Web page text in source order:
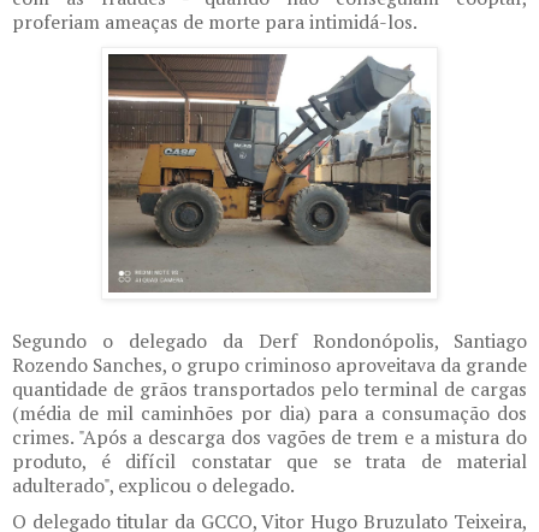
proferiam ameaças de morte para intimidá-los.
Segundo o delegado da Derf Rondonópolis, Santiago
Rozendo Sanches, o grupo criminoso aproveitava da grande
quantidade de grãos transportados pelo terminal de cargas
(média de mil caminhões por dia) para a consumação dos
crimes. "Após a descarga dos vagões de trem e a mistura do
produto, é difícil constatar que se trata de material
adulterado", explicou o delegado.
O delegado titular da GCCO, Vitor Hugo Bruzulato Teixeira,